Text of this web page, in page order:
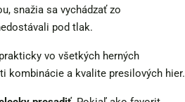
snažia sa vychádzať zo
pod tlak.
vo všetkých herných
kombinácie a kvalite presilových hier.